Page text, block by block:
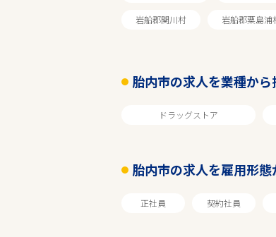
店長経験者優遇
岩船郡関川村 岩船郡粟島浦
胎内市の求人を業種から
ドラッグストア
胎内市の求人を雇用形態
正社員 契約社員